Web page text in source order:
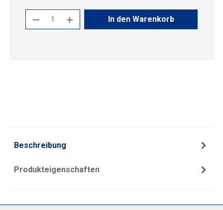
Produkt Anzahl: Gib den gewünschten
In den Warenkorb
Beschreibung
Produkteigenschaften